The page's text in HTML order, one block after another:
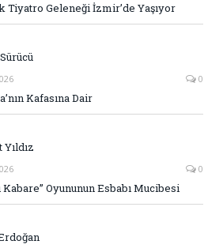
Tiyatro Geleneği İzmir’de Yaşıyor
0
Kafasına Dair
0
Kabare” Oyununun Esbabı Mucibesi